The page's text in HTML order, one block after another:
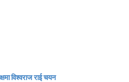
विश्वराज राई चयन